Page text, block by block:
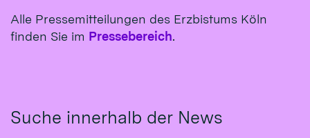
Alle Pressemitteilungen des Erzbistums Köln
finden Sie im Pressebereich.
Suche innerhalb der News